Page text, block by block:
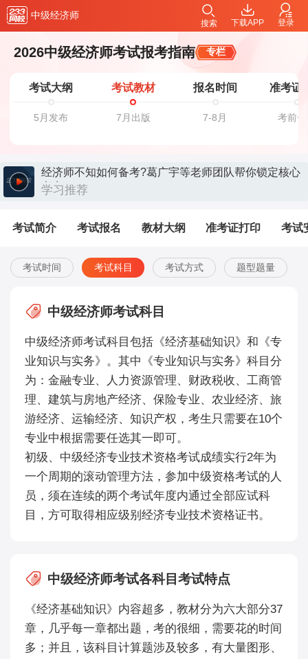
中级经济师
下载APP 登录
搜索
2026中级经济师考试报考指南 专栏
考试大纲
5月发布
考试教材
7月出版
报名时间
7-8月
准考证
考前
经济师不知如何备考?葛广宇等老师团队帮你锁定核心
考点>>
学习推荐
考试简介 考试报名 教材大纲 准考证打印 考试
考试时间 考试科目 考试方式 题型题量
中级经济师考试科目
中级经济师考试科目包括《经济基础知识》和《专
业知识与实务》。其中《专业知识与实务》科目分
为：金融专业、人力资源管理、财政税收、工商管
理、建筑与房地产经济、保险专业、农业经济、旅
游经济、运输经济、知识产权，考生只需要在10个
专业中根据需要任选其一即可。
初级、中级经济专业技术资格考试成绩实行2年为
一个周期的滚动管理方法，参加中级资格考试的人
员，须在连续的两个考试年度内通过全部应试科
目，方可取得相应级别经济专业技术资格证书。
中级经济师考试各科目考试特点
《经济基础知识》内容超多，教材分为六大部分37
章，几乎每一章都出题，考的很细，需要花的时间
多；并且，该科目计算题涉及较多，有大量图形、